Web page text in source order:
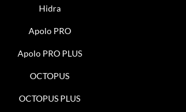
Hidra
Apolo PRO
Apolo PRO PLUS
OCTOPUS
OCTOPUS PLUS